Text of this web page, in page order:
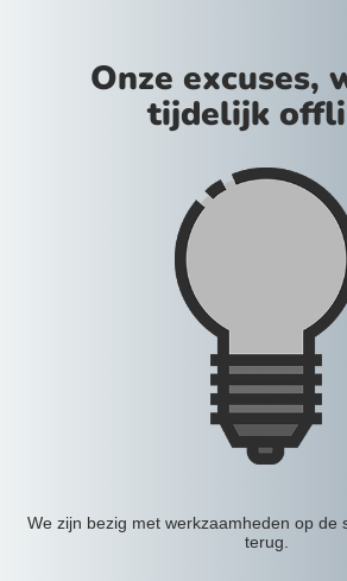
Onze excuses,
tijdelijk
We zijn bezig met werkzaamheden op de
terug.